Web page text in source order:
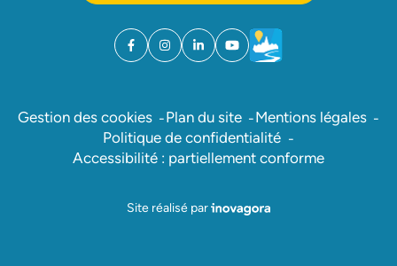
Facebook
(ouverture dans un nouvel onglet)
Instagram
(ouverture dans un nouvel onglet)
Linkedin
(ouverture dans un nouvel onglet)
YouTube
(ouverture dans un nouvel
Météo
(ouverture dans un
Gestion des cookies Plan du site
Mentions légales
Politique de confidentialité
Accessibilité : partiellement conforme
Site réalisé parInovagora (ouverture dans un